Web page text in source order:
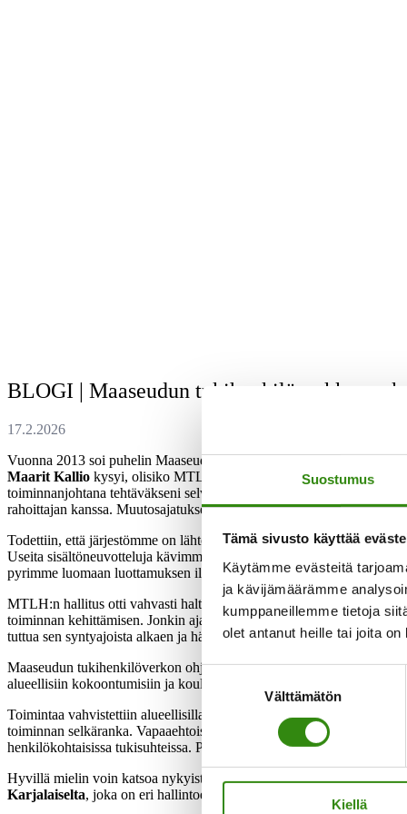
Suostumus
Tämä sivusto käyttää
Käytämme evästeitä
ja kävijämäärämme
kumppaneillemme tietoja
olet antanut heille tai joita
Suostumuksen
Välttämätön
Kiellä
BLOGI | Maaseudun tukihenkilöverkko
Vuonna 2013 soi puhelin Maaseudun Terveys- ja Lomahuollon
Maarit Kallio kysyi, olisiko MTLH:lla kiinnostusta hallinnoida
toiminnanjohtana tehtäväkseni selvitellä siirtomahdollisuuksia.
rahoittajan kanssa. Muutosajatukset saivat myönteisen kannanoton
Todettiin, että järjestömme on lähtökohdiltaan Tukihenkilöverkon
Useita sisältöneuvotteluja kävimme ohjausryhmän puheenjohtajan ja
pyrimme luomaan luottamuksen ilmapiiriä yhteiselle toiminnalle.
MTLH:n hallitus otti vahvasti haltuun toiminnanohjauksen. Ohjaus
toiminnan kehittämisen. Jonkin ajan kuluttua koordinaattori vaihtui ja
tuttua sen syntyajoista alkaen ja hänen johdollaan pääsimme
Maaseudun tukihenkilöverkon ohjausryhmän jäsenet ja tukihenkilöt
alueellisiin kokoontumisiin ja koulutuksiin, ja aistin jännitteitä
Toimintaa vahvistettiin alueellisilla koulutuspäivillä ja
toiminnan selkäranka. Vapaaehtoisina he antoivat osaamistaan
henkilökohtaisissa tukisuhteissa. Palautteesta päätellen monta
Hyvillä mielin voin katsoa nykyistä toimintaa. Sen painottuminen
Karjalaiselta, joka on eri hallintoelimissä tutustunut